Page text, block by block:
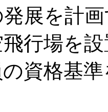
展を計
行場を
資格基